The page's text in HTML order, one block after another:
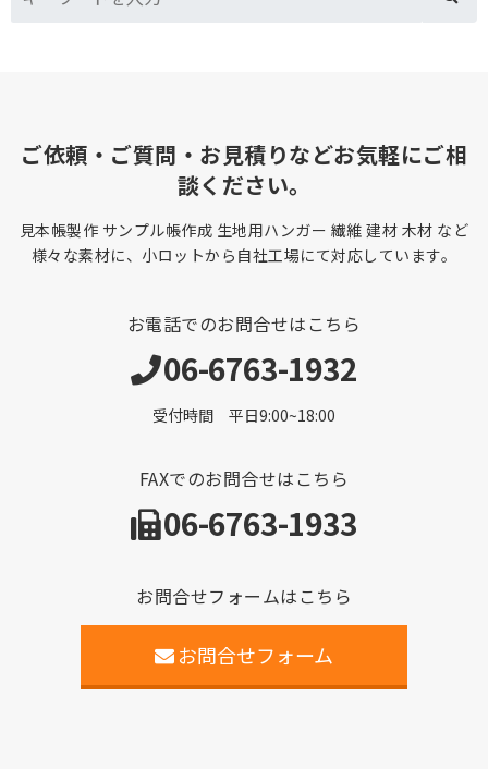
ご依頼・ご質問・お見積りなどお気軽にご相
談ください。
見本帳製作 サンプル帳作成 生地用ハンガー 繊維 建材 木材 など
様々な素材に、小ロットから自社工場にて対応しています。
お電話でのお問合せはこちら
06-6763-1932
受付時間 平日9:00~18:00
FAXでのお問合せはこちら
06-6763-1933
お問合せフォームはこちら
お問合せフォーム